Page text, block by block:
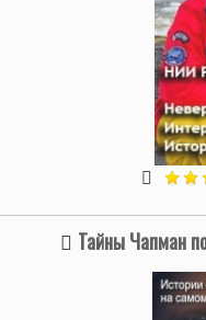
Тайны Чапман